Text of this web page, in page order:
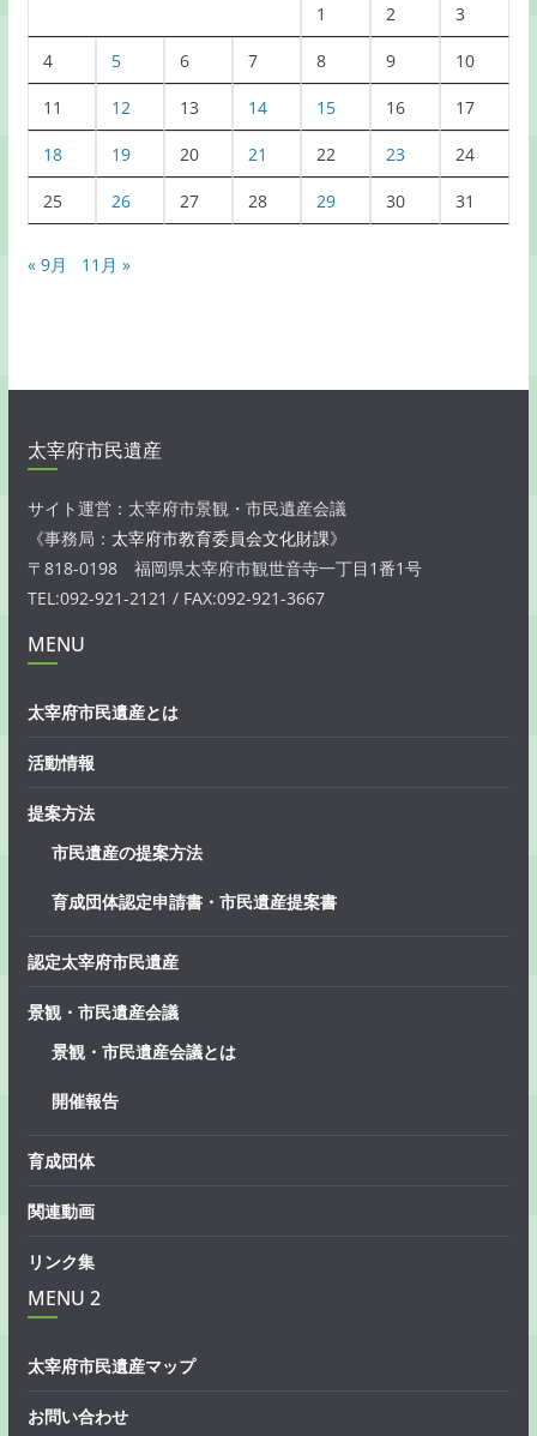
1 2 3
4 5 6 7 8 9 10
11 12 13 14 15 16 17
18 19 20 21 22 23 24
25 26 27 28 29 30 31
« 9月 11月 »
太宰府市民遺産
サイト運営：太宰府市景観・市民遺産会議
《事務局： 太宰府市教育委員会文化財課》
〒818-0198 福岡県太宰府市観世音寺一丁目1番1号
TEL:092-921-2121 / FAX:092-921-3667
MENU
太宰府市民遺産とは
活動情報
提案方法
市民遺産の提案方法
育成団体認定申請書・市民遺産提案書
認定太宰府市民遺産
景観・市民遺産会議
景観・市民遺産会議とは
開催報告
育成団体
関連動画
リンク集
MENU 2
太宰府市民遺産マップ
お問い合わせ